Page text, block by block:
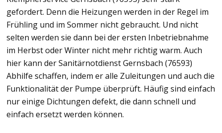
gefordert. Denn die Heizungen werden in der Regel im
Frühling und im Sommer nicht gebraucht. Und nicht
selten werden sie dann bei der ersten Inbetriebnahme
im Herbst oder Winter nicht mehr richtig warm. Auch
hier kann der Sanitärnotdienst Gernsbach (76593)
Abhilfe schaffen, indem er alle Zuleitungen und auch die
Funktionalität der Pumpe überprüft. Häufig sind einfach
nur einige Dichtungen defekt, die dann schnell und
einfach ersetzt werden können.